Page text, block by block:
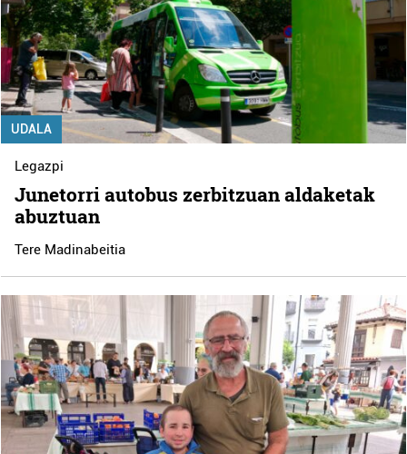
UDALA
Legazpi
Junetorri autobus zerbitzuan aldaketak
abuztuan
Tere Madinabeitia